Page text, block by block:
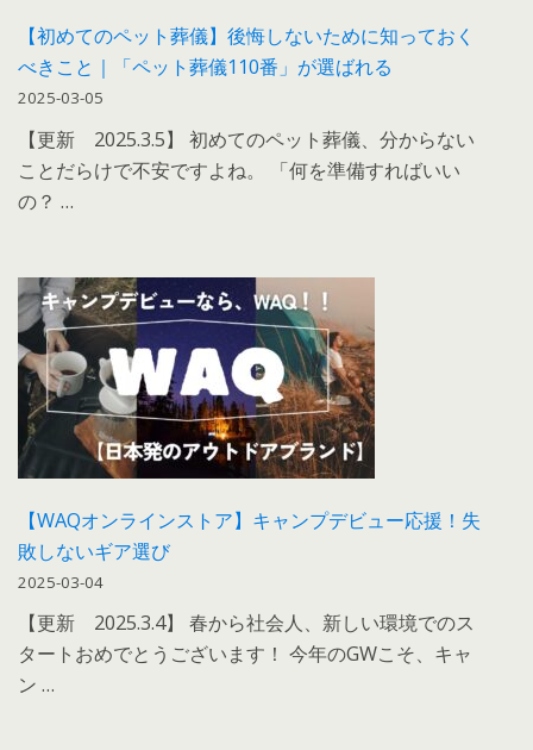
【初めてのペット葬儀】後悔しないために知っておく
べきこと｜「ペット葬儀110番」が選ばれる
2025-03-05
【更新 2025.3.5】 初めてのペット葬儀、分からない
ことだらけで不安ですよね。 「何を準備すればいい
の？ …
【WAQオンラインストア】キャンプデビュー応援！失
敗しないギア選び
2025-03-04
【更新 2025.3.4】 春から社会人、新しい環境でのス
タートおめでとうございます！ 今年のGWこそ、キャ
ン …